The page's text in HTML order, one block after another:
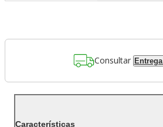
Consultar
Características